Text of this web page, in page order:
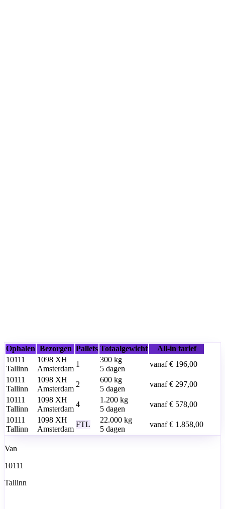
Ophalen Bezorgen Pallets Totaalgewicht
All-in tarief
10111
Tallinn
1098 XH
Amsterdam
1
300 kg
5 dagen
vanaf€ 196,00
10111
Tallinn
1098 XH
Amsterdam
2
600 kg
5 dagen
vanaf€ 297,00
10111
Tallinn
1098 XH
Amsterdam
4
1.200 kg
5 dagen
vanaf€ 578,00
10111
Tallinn
1098 XH
Amsterdam
FTL
22.000 kg
5 dagen
vanaf€ 1.858,00
Van
10111
Tallinn